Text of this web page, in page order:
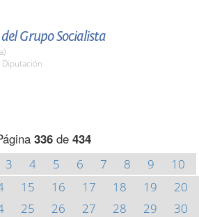
Grupo Socialista
Diputación
336de 434
3 4 5 6 7 8 9
10
15 16 17 18 19
20
25 26 27 28 29
30